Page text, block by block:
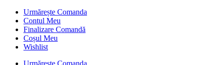
Urmărește Comanda
Contul Meu
Finalizare Comandă
Coșul Meu
Wishlist
Urmărește Comanda